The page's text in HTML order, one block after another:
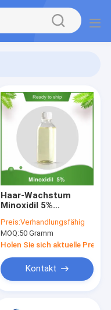
Haar-Wachstum
Minoxidil 5%
91-5
Preis:Verhandlungsfähig
MOQ:50 Gramm
Holen Sie sich aktuelle Preis
Kontakt